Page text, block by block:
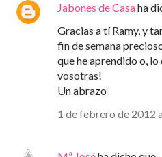
Jabones de Casaha
Gracias a tí Ramy, y
fin de semana
que he aprendido o,
vosotras!
Un abrazo
1 de febrero de 2012